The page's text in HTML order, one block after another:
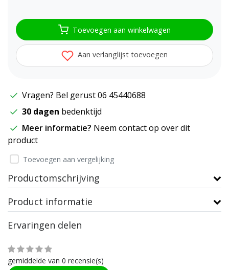
Toevoegen aan winkelwagen
Aan verlanglijst toevoegen
Vragen? Bel gerust 06 45440688
30 dagen bedenktijd
Meer informatie? Neem contact op over dit
product
Toevoegen aan vergelijking
Productomschrijving
Product informatie
Ervaringen delen
gemiddelde van 0 recensie(s)